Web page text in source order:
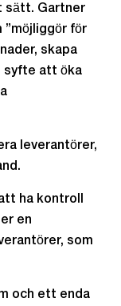
sätt. Gartner
”möjliggör för
skapa
syfte att öka
leverantörer,
ha kontroll
en
som
och ett enda